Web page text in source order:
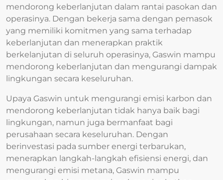
mendorong keberlanjutan dalam rantai pasokan dan
operasinya. Dengan bekerja sama dengan pemasok
yang memiliki komitmen yang sama terhadap
keberlanjutan dan menerapkan praktik
berkelanjutan di seluruh operasinya, Gaswin mampu
mendorong keberlanjutan dan mengurangi dampak
lingkungan secara keseluruhan.
Upaya Gaswin untuk mengurangi emisi karbon dan
mendorong keberlanjutan tidak hanya baik bagi
lingkungan, namun juga bermanfaat bagi
perusahaan secara keseluruhan. Dengan
berinvestasi pada sumber energi terbarukan,
menerapkan langkah-langkah efisiensi energi, dan
mengurangi emisi metana, Gaswin mampu